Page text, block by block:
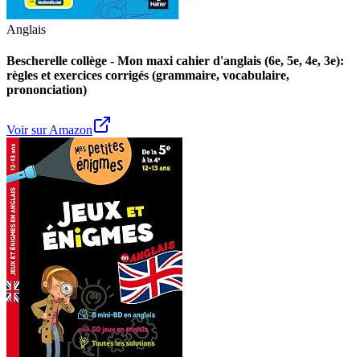
Anglais
Bescherelle collège - Mon maxi cahier d'anglais (6e, 5e, 4e, 3e):
règles et exercices corrigés (grammaire, vocabulaire,
prononciation)
Voir sur Amazon